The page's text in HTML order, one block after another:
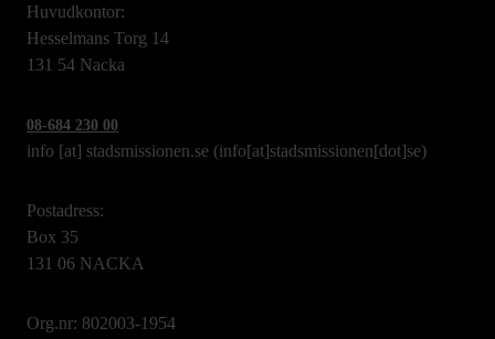
Huvudkontor:
Hesselmans Torg 14
131 54 Nacka
08-684 230 00
info [at] stadsmissionen.se (info[at]stadsmissionen[dot]se)
Postadress:
Box 35
131 06 NACKA
Org.nr: 802003-1954